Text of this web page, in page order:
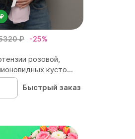
₽ -25%
розовой,
кусто...
Быстрый заказ